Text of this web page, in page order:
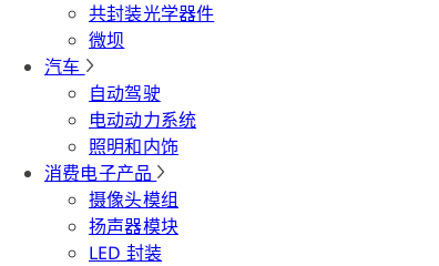
共封装光学器件
微坝
汽车
自动驾驶
电动动力系统
照明和内饰
消费电子产品
摄像头模组
扬声器模块
LED 封装